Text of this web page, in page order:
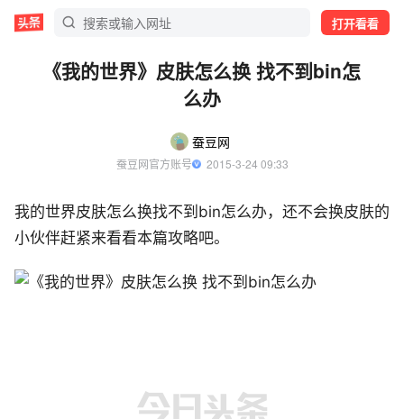
打开看看
《我的世界》皮肤怎么换 找不到bin怎
么办
蚕豆网
蚕豆网官方账号
  2015-3-24 09:33
我的世界皮肤怎么换找不到bin怎么办，还不会换皮肤的
小伙伴赶紧来看看本篇攻略吧。